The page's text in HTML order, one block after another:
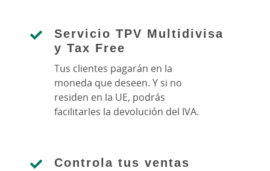
Servicio TPV Multidivisa
y Tax Free
Tus clientes pagarán en la
moneda que deseen. Y si no
residen en la UE, podrás
facilitarles la devolución del IVA.
Controla tus ventas